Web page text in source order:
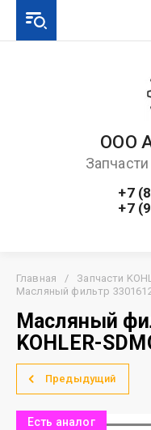
ООО
+7
+7
Главная / Запчасти
Масляный фильтр
Масляный
KOHLER-
Предыдущий
Есть аналог